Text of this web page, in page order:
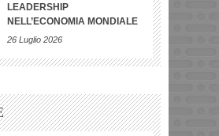
LEADERSHIP
NELL’ECONOMIA MONDIALE
26 Luglio 2026